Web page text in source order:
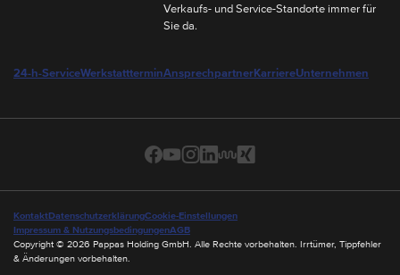
Verkaufs- und Service-Standorte immer für
Sie da.
24-h-ServiceWerkstattterminAnsprechpartnerKarriereUnternehmen
KontaktDatenschutzerklärungCookie-Einstellungen
Impressum & NutzungsbedingungenAGB
Copyright © 2026 Pappas Holding GmbH. Alle Rechte vorbehalten. Irrtümer, Tippfehler
& Änderungen vorbehalten.